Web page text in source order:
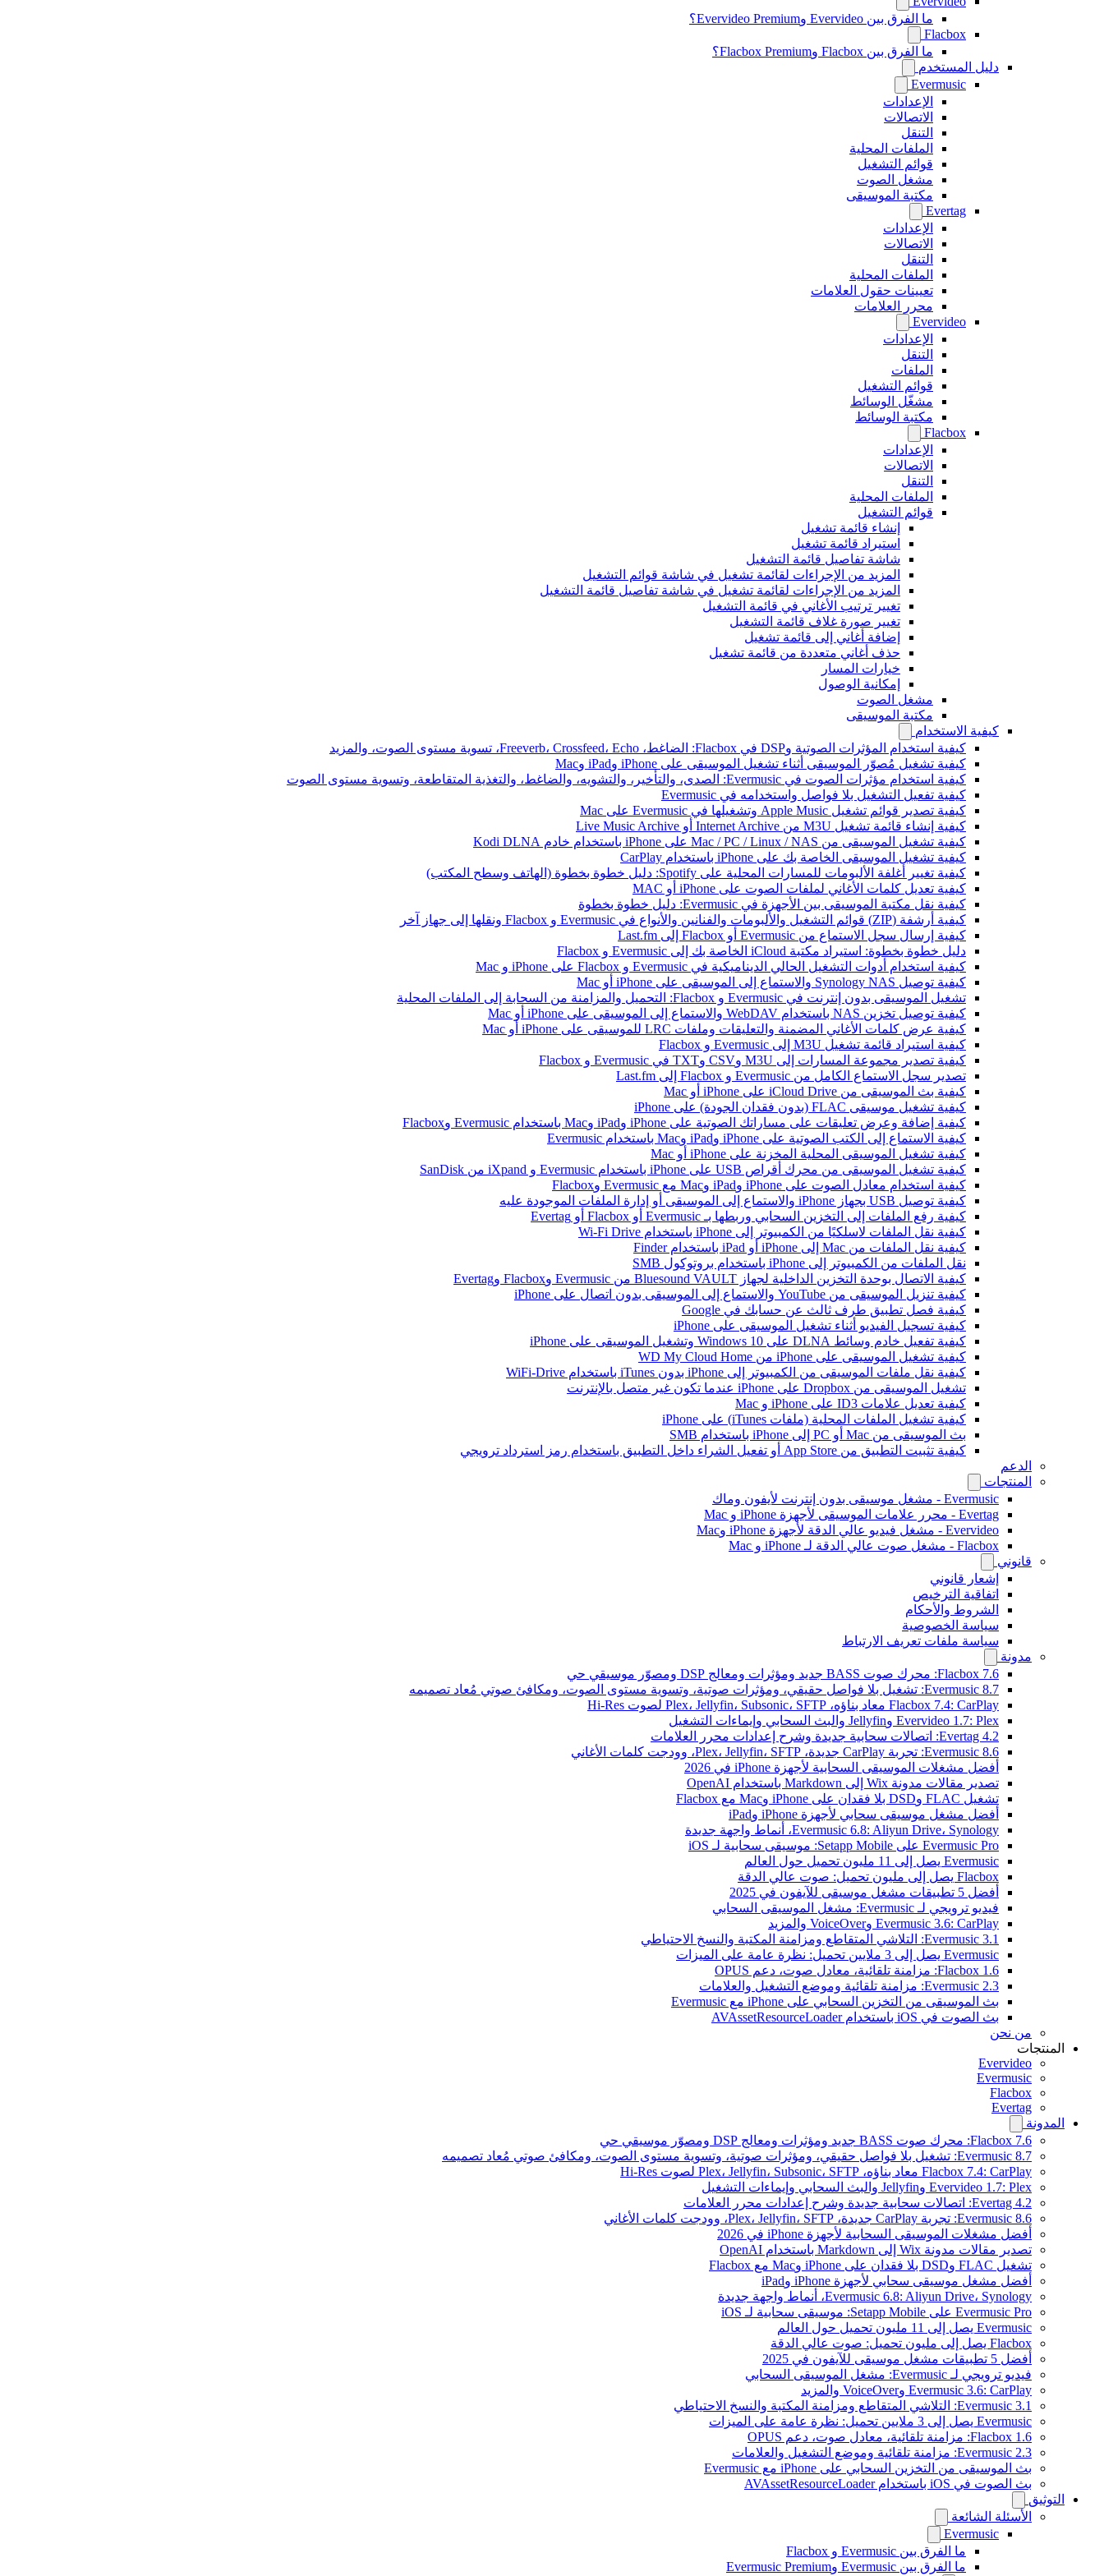
ما الفرق بين Evervideo وEvervideo Premium؟
Flacbox
ما الفرق بين Flacbox وFlacbox Premium؟
دليل المستخدم
Evermusic
الإعدادات
الاتصالات
التنقل
الملفات المحلية
قوائم التشغيل
مشغل الصوت
مكتبة الموسيقى
Evertag
الإعدادات
الاتصالات
التنقل
الملفات المحلية
تعيينات حقول العلامات
محرر العلامات
Evervideo
الإعدادات
التنقل
الملفات
قوائم التشغيل
مشغّل الوسائط
مكتبة الوسائط
Flacbox
الإعدادات
الاتصالات
التنقل
الملفات المحلية
قوائم التشغيل
إنشاء قائمة تشغيل
استيراد قائمة تشغيل
شاشة تفاصيل قائمة التشغيل
المزيد من الإجراءات لقائمة تشغيل في شاشة قوائم التشغيل
المزيد من الإجراءات لقائمة تشغيل في شاشة تفاصيل قائمة التشغيل
تغيير ترتيب الأغاني في قائمة التشغيل
تغيير صورة غلاف قائمة التشغيل
إضافة أغاني إلى قائمة تشغيل
حذف أغاني متعددة من قائمة تشغيل
خيارات المسار
إمكانية الوصول
مشغل الصوت
مكتبة الموسيقى
كيفية الاستخدام
كيفية استخدام المؤثرات الصوتية وDSP في Flacbox: الضاغط، Freeverb، Crossfeed، Echo، تسوية مستوى الصوت، والمزيد
كيفية تشغيل مُصوّر الموسيقى أثناء تشغيل الموسيقى على iPhone وiPad وMac
كيفية استخدام مؤثرات الصوت في Evermusic: الصدى، والتأخير، والتشويه، والضاغط، والتغذية المتقاطعة، وتسوية مستوى الصوت
كيفية تفعيل التشغيل بلا فواصل واستخدامه في Evermusic
كيفية تصدير قوائم تشغيل Apple Music وتشغيلها في Evermusic على Mac
كيفية إنشاء قائمة تشغيل M3U من Internet Archive أو Live Music Archive
كيفية تشغيل الموسيقى من Mac / PC / Linux / NAS على iPhone باستخدام خادم Kodi DLNA
كيفية تشغيل الموسيقى الخاصة بك على iPhone باستخدام CarPlay
كيفية تغيير أغلفة الألبومات للمسارات المحلية على Spotify: دليل خطوة بخطوة (الهاتف وسطح المكتب)
كيفية تعديل كلمات الأغاني لملفات الصوت على iPhone أو MAC
كيفية نقل مكتبة الموسيقى بين الأجهزة في Evermusic: دليل خطوة بخطوة
كيفية أرشفة (ZIP) قوائم التشغيل والألبومات والفنانين والأنواع في Evermusic و Flacbox ونقلها إلى جهاز آخر
كيفية إرسال سجل الاستماع من Evermusic أو Flacbox إلى Last.fm
دليل خطوة بخطوة: استيراد مكتبة iCloud الخاصة بك إلى Evermusic و Flacbox
كيفية استخدام أدوات التشغيل الحالي الديناميكية في Evermusic و Flacbox على iPhone و Mac
كيفية توصيل Synology NAS والاستماع إلى الموسيقى على iPhone أو Mac
تشغيل الموسيقى بدون إنترنت في Evermusic و Flacbox: التحميل والمزامنة من السحابة إلى الملفات المحلية
كيفية توصيل تخزين NAS باستخدام WebDAV والاستماع إلى الموسيقى على iPhone أو Mac
كيفية عرض كلمات الأغاني المضمنة والتعليقات وملفات LRC للموسيقى على iPhone أو Mac
كيفية استيراد قائمة تشغيل M3U إلى Evermusic و Flacbox
كيفية تصدير مجموعة المسارات إلى M3U وCSV وTXT في Evermusic و Flacbox
تصدير سجل الاستماع الكامل من Evermusic و Flacbox إلى Last.fm
كيفية بث الموسيقى من iCloud Drive على iPhone أو Mac
كيفية تشغيل موسيقى FLAC (بدون فقدان الجودة) على iPhone
كيفية إضافة وعرض تعليقات على مساراتك الصوتية على iPhone وiPad وMac باستخدام Evermusic وFlacbox
كيفية الاستماع إلى الكتب الصوتية على iPhone وiPad وMac باستخدام Evermusic
كيفية تشغيل الموسيقى المحلية المخزنة على iPhone أو Mac
كيفية تشغيل الموسيقى من محرك أقراص USB على iPhone باستخدام Evermusic و iXpand من SanDisk
كيفية استخدام معادل الصوت على iPhone وiPad وMac مع Evermusic وFlacbox
كيفية توصيل USB بجهاز iPhone والاستماع إلى الموسيقى أو إدارة الملفات الموجودة عليه
كيفية رفع الملفات إلى التخزين السحابي وربطها بـ Evermusic أو Flacbox أو Evertag
كيفية نقل الملفات لاسلكيًا من الكمبيوتر إلى iPhone باستخدام Wi-Fi Drive
كيفية نقل الملفات من Mac إلى iPhone أو iPad باستخدام Finder
نقل الملفات من الكمبيوتر إلى iPhone باستخدام بروتوكول SMB
كيفية الاتصال بوحدة التخزين الداخلية لجهاز Bluesound VAULT من Evermusic وFlacbox وEvertag
كيفية تنزيل الموسيقى من YouTube والاستماع إلى الموسيقى بدون اتصال على iPhone
كيفية فصل تطبيق طرف ثالث عن حسابك في Google
كيفية تسجيل الفيديو أثناء تشغيل الموسيقى على iPhone
كيفية تفعيل خادم وسائط DLNA على Windows 10 وتشغيل الموسيقى على iPhone
كيفية تشغيل الموسيقى على iPhone من WD My Cloud Home
كيفية نقل ملفات الموسيقى من الكمبيوتر إلى iPhone بدون iTunes باستخدام WiFi-Drive
تشغيل الموسيقى من Dropbox على iPhone عندما تكون غير متصل بالإنترنت
كيفية تعديل علامات ID3 على iPhone و Mac
كيفية تشغيل الملفات المحلية (ملفات iTunes) على iPhone
بث الموسيقى من Mac أو PC إلى iPhone باستخدام SMB
كيفية تثبيت التطبيق من App Store أو تفعيل الشراء داخل التطبيق باستخدام رمز استرداد ترويجي
الدعم
المنتجات
Evermusic - مشغل موسيقى بدون إنترنت لأيفون وماك
Evertag - محرر علامات الموسيقى لأجهزة iPhone و Mac
Evervideo - مشغل فيديو عالي الدقة لأجهزة iPhone وMac
Flacbox - مشغل صوت عالي الدقة لـ iPhone و Mac
قانوني
إشعار قانوني
اتفاقية الترخيص
الشروط والأحكام
سياسة الخصوصية
سياسة ملفات تعريف الارتباط
مدونة
Flacbox 7.6: محرك صوت BASS جديد ومؤثرات ومعالج DSP ومصوّر موسيقي حي
Evermusic 8.7: تشغيل بلا فواصل حقيقي، ومؤثرات صوتية، وتسوية مستوى الصوت، ومكافئ صوتي مُعاد تصميمه
Flacbox 7.4: CarPlay معاد بناؤه، Plex، Jellyfin، Subsonic، SFTP لصوت Hi-Res
Evervideo 1.7: Plex وJellyfin والبث السحابي وإيماءات التشغيل
Evertag 4.2: اتصالات سحابية جديدة وشرح إعدادات محرر العلامات
Evermusic 8.6: تجربة CarPlay جديدة، Plex، Jellyfin، SFTP، وودجت كلمات الأغاني
أفضل مشغلات الموسيقى السحابية لأجهزة iPhone في 2026
تصدير مقالات مدونة Wix إلى Markdown باستخدام OpenAI
تشغيل FLAC وDSD بلا فقدان على iPhone وMac مع Flacbox
أفضل مشغل موسيقى سحابي لأجهزة iPhone وiPad
Evermusic 6.8: Aliyun Drive، Synology، أنماط واجهة جديدة
Evermusic Pro على Setapp Mobile: موسيقى سحابية لـ iOS
Evermusic يصل إلى 11 مليون تحميل حول العالم
Flacbox يصل إلى مليون تحميل: صوت عالي الدقة
أفضل 5 تطبيقات مشغل موسيقى للآيفون في 2025
فيديو ترويجي لـ Evermusic: مشغل الموسيقى السحابي
Evermusic 3.6: CarPlay وVoiceOver والمزيد
Evermusic 3.1: التلاشي المتقاطع ومزامنة المكتبة والنسخ الاحتياطي
Evermusic يصل إلى 3 ملايين تحميل: نظرة عامة على الميزات
Flacbox 1.6: مزامنة تلقائية، معادل صوت، دعم OPUS
Evermusic 2.3: مزامنة تلقائية وموضع التشغيل والعلامات
بث الموسيقى من التخزين السحابي على iPhone مع Evermusic
بث الصوت في iOS باستخدام AVAssetResourceLoader
من نحن
المنتجات
Evervideo
Evermusic
Flacbox
Evertag
المدونة
Flacbox 7.6: محرك صوت BASS جديد ومؤثرات ومعالج DSP ومصوّر موسيقي حي
Evermusic 8.7: تشغيل بلا فواصل حقيقي، ومؤثرات صوتية، وتسوية مستوى الصوت، ومكافئ صوتي مُعاد تصميمه
Flacbox 7.4: CarPlay معاد بناؤه، Plex، Jellyfin، Subsonic، SFTP لصوت Hi-Res
Evervideo 1.7: Plex وJellyfin والبث السحابي وإيماءات التشغيل
Evertag 4.2: اتصالات سحابية جديدة وشرح إعدادات محرر العلامات
Evermusic 8.6: تجربة CarPlay جديدة، Plex، Jellyfin، SFTP، وودجت كلمات الأغاني
أفضل مشغلات الموسيقى السحابية لأجهزة iPhone في 2026
تصدير مقالات مدونة Wix إلى Markdown باستخدام OpenAI
تشغيل FLAC وDSD بلا فقدان على iPhone وMac مع Flacbox
أفضل مشغل موسيقى سحابي لأجهزة iPhone وiPad
Evermusic 6.8: Aliyun Drive، Synology، أنماط واجهة جديدة
Evermusic Pro على Setapp Mobile: موسيقى سحابية لـ iOS
Evermusic يصل إلى 11 مليون تحميل حول العالم
Flacbox يصل إلى مليون تحميل: صوت عالي الدقة
أفضل 5 تطبيقات مشغل موسيقى للآيفون في 2025
فيديو ترويجي لـ Evermusic: مشغل الموسيقى السحابي
Evermusic 3.6: CarPlay وVoiceOver والمزيد
Evermusic 3.1: التلاشي المتقاطع ومزامنة المكتبة والنسخ الاحتياطي
Evermusic يصل إلى 3 ملايين تحميل: نظرة عامة على الميزات
Flacbox 1.6: مزامنة تلقائية، معادل صوت، دعم OPUS
Evermusic 2.3: مزامنة تلقائية وموضع التشغيل والعلامات
بث الموسيقى من التخزين السحابي على iPhone مع Evermusic
بث الصوت في iOS باستخدام AVAssetResourceLoader
التوثيق
الأسئلة الشائعة
Evermusic
ما الفرق بين Evermusic و Flacbox
ما الفرق بين Evermusic وEvermusic Premium